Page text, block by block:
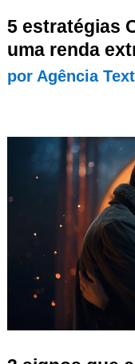
5 estratégias
uma renda
por Agência